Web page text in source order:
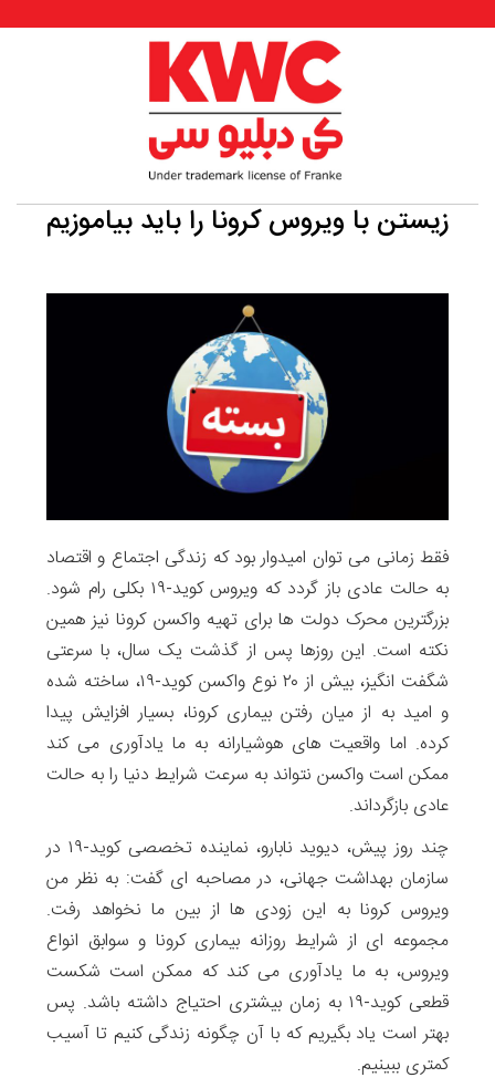
زیستن با ویروس کرونا را باید بیاموزیم
فقط زمانی می توان امیدوار بود که زندگی اجتماع و اقتصاد
به حالت عادی باز گردد که ویروس کوید-۱۹ بکلی رام شود.
بزرگترین محرک دولت ها برای تهیه واکسن کرونا نیز همین
نکته است. این روزها پس از گذشت یک سال، با سرعتی
شگفت انگیز، بیش از ۲۰ نوع واکسن کوید-۱۹، ساخته شده
و امید به از میان رفتن بیماری کرونا، بسیار افزایش پیدا
کرده. اما واقعیت های هوشیارانه به ما یادآوری می کند
ممکن است واکسن نتواند به سرعت شرایط دنیا را به حالت
عادی بازگرداند.
چند روز پیش، دیوید نابارو، نماینده تخصصی کوید-۱۹ در
سازمان بهداشت جهانی، در مصاحبه ای گفت: به نظر من
ویروس کرونا به این زودی ها از بین ما نخواهد رفت.
مجموعه ای از شرایط روزانه بیماری کرونا و سوابق انواع
ویروس، به ما یادآوری می کند که ممکن است شکست
قطعی کوید-۱۹ به زمان بیشتری احتیاج داشته باشد. پس
بهتر است یاد بگیریم که با آن چگونه زندگی کنیم تا آسیب
کمتری ببینیم.